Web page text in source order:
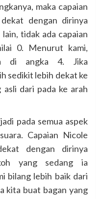
maka capaian
dengan dirinya
tidak ada capaian
0. Menurut kami,
di angka 4. Jika
sedikit lebih dekat ke
dari pada ke arah
pada semua aspek
Capaian Nicole
dengan dirinya
yang sedang ia
bilang lebih baik dari
kita buat bagan yang